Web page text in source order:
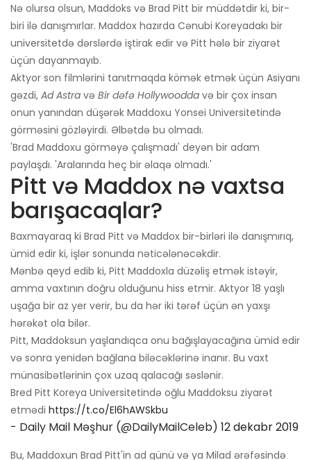
Nə olursa olsun, Maddoks və Brad Pitt bir müddətdir ki, bir-
biri ilə danışmırlar. Maddox hazırda Cənubi Koreyadakı bir
universitetdə dərslərdə iştirak edir və Pitt hələ bir ziyarət
üçün dayanmayıb.
Aktyor son filmlərini tanıtmaqda kömək etmək üçün Asiyanı
gəzdi, Ad Astra və Bir dəfə Hollywoodda və bir çox insan
onun yanından düşərək Maddoxu Yonsei Universitetində
görməsini gözləyirdi. Əlbətdə bu olmadı.
'Brad Maddoxu görməyə çalışmadı' deyən bir adam
paylaşdı. 'Aralarında heç bir əlaqə olmadı.'
Pitt və Maddox nə vaxtsa
barışacaqlar?
Baxmayaraq ki Brad Pitt və Maddox bir-birləri ilə danışmırıq,
ümid edir ki, işlər sonunda nəticələnəcəkdir.
Mənbə qeyd edib ki, Pitt Maddoxla düzəliş etmək istəyir,
amma vaxtının doğru olduğunu hiss etmir. Aktyor 18 yaşlı
uşağa bir az yer verir, bu da hər iki tərəf üçün ən yaxşı
hərəkət ola bilər.
Pitt, Maddoksun yaşlandıqca onu bağışlayacağına ümid edir
və sonra yenidən bağlana biləcəklərinə inanır. Bu vaxt
münasibətlərinin çox uzaq qalacağı səslənir.
Bred Pitt Koreya Universitetində oğlu Maddoksu ziyarət
etmədi https://t.co/El6hAWSkbu
- Daily Mail Məşhur (@DailyMailCeleb) 12 dekabr 2019
Bu, Maddoxun Brad Pitt'in ad günü və ya Milad ərəfəsində